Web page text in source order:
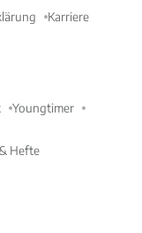
Karriere
Youngtimer
Hefte